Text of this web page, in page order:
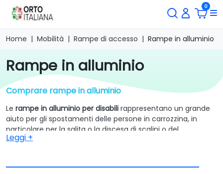
0
Home Mobilità Rampe di accesso Rampe in alluminio
rampe in alluminio
Comprare rampe in alluminio
Le rampe in alluminio per disabili rappresentano un grande
aiuto per gli spostamenti delle persone in carrozzina, in
particolare per la salita o la discesa di scalini o del
marciapiede. Le rampe non vengono utilizzate solamente
Leggi +